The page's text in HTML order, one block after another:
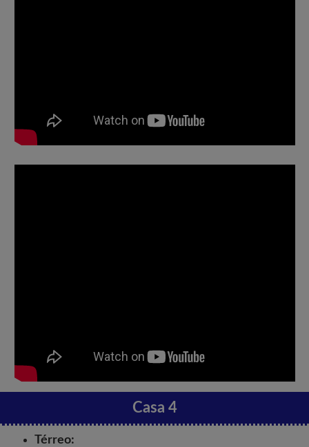
Casa 4
Térreo: